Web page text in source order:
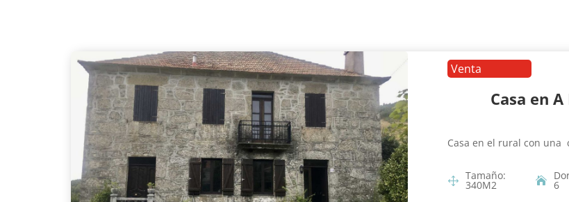
Venta
Casa en
Casa en el rural con una
Tamaño:
340M2 6